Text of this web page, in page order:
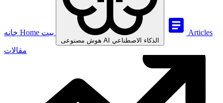
Home
AI الذكاء الاصطناعي
Articles
مقالات